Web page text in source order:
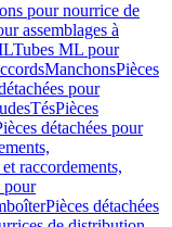
pour nourrice de
assemblages à
Tubes ML pour
ManchonsPièces
pour
TésPièces
détachées pour
raccordements,
pour
Pièces détachées